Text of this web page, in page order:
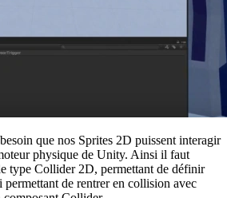
que nos Sprites 2D puissent interagir
physique de Unity. Ainsi il faut
type Collider 2D, permettant de définir
de rentrer en collision avec